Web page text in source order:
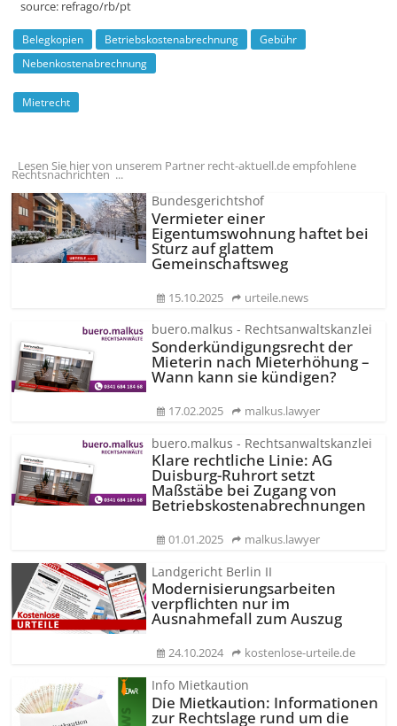
source: refrago/rb/pt
Belegkopien Betriebskostenabrechnung
Gebühr
Nebenkostenabrechnung
Mietrecht
Lesen Sie hier von unserem Partner recht-aktuell.de empfohlene
Rechtsnachrichten ...
Bundesgerichtshof
Vermieter einer
Eigentumswohnung haftet bei
Sturz auf glattem
Gemeinschaftsweg
15.10.2025 urteile.news
buero.malkus - Rechtsanwaltskanzlei
Sonderkün­digungsrecht der
Mieterin nach Mieterhöhung –
Wann kann sie kündigen?
17.02.2025 malkus.lawyer
buero.malkus - Rechtsanwaltskanzlei
Klare rechtliche Linie: AG
Duisburg-Ruhrort setzt
Maßstäbe bei Zugang von
Betriebskos­tenabrechnungen
01.01.2025 malkus.lawyer
Landgericht Berlin II
Modernisierungs­arbeiten
verpflichten nur im
Ausnahmefall zum Auszug
24.10.2024 kostenlose-urteile.de
Info Mietkaution
Die Mietkaution: Informationen
zur Rechtslage rund um die